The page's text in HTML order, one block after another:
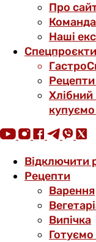
Про
Команда
Наші
Спецпроєкти
купуємо
Відключити
Рецепти
Варення
Випічка
Готуємо